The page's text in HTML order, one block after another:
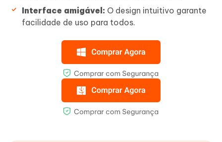
Interface amigável: O design intuitivo garante
facilidade de uso para todos.